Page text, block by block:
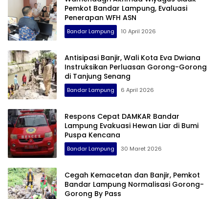
Pemkot Bandar Lampung, Evaluasi
Penerapan WFH ASN
Bandar Lampung 10 April 2026
Antisipasi Banjir, Wali Kota Eva Dwiana
Instruksikan Perluasan Gorong-Gorong
di Tanjung Senang
Bandar Lampung 6 April 2026
Respons Cepat DAMKAR Bandar
Lampung Evakuasi Hewan Liar di Bumi
Puspa Kencana
Bandar Lampung 30 Maret 2026
Cegah Kemacetan dan Banjir, Pemkot
Bandar Lampung Normalisasi Gorong-
Gorong By Pass